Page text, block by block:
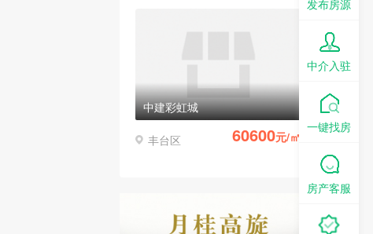
中建彩虹城
丰台区 60600元/㎡
发布房源
中介入驻
一键找房
房产客服